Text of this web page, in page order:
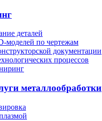
деталей
моделей по чертежам
документации
процессов
металлообработки